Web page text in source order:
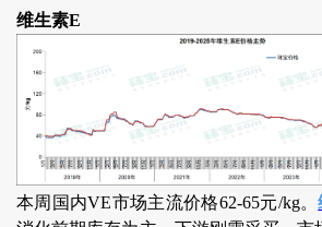
维生素E
本周国内VE市场主流价格62-65元/kg。